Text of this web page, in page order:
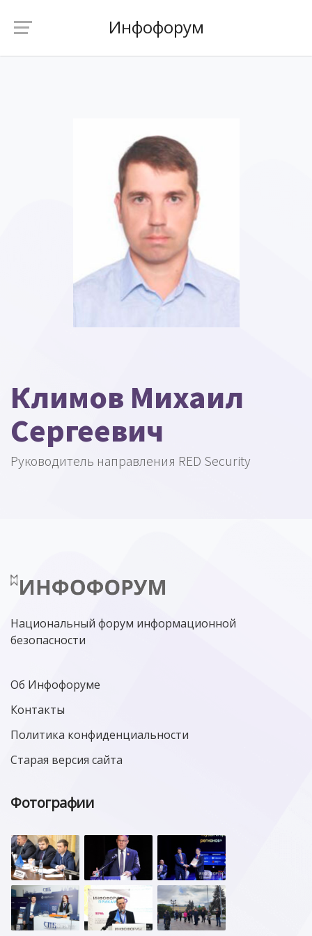
Инфофорум
Климов Михаил
Сергеевич
Руководитель направления RED Security
Национальный форум информационной
безопасности
Об Инфофоруме
Контакты
Политика конфиденциальности
Старая версия сайта
Фотографии